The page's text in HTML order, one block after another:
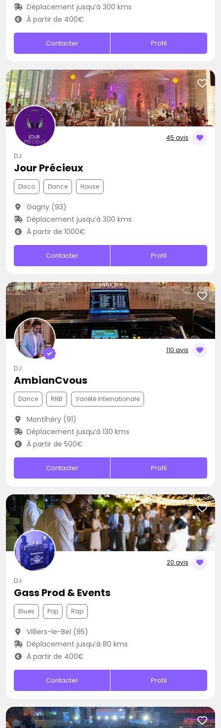
Déplacement jusqu’à 300 kms
À partir de 400€
Contacter Profil
45 avis
DJ
Jour Précieux
Disco Dance House
Gagny (93)
Déplacement jusqu’à 300 kms
À partir de 1000€
Contacter Profil
110 avis
DJ
AmbianCvous
Dance RNB Variété Internationale
Montlhéry (91)
Déplacement jusqu’à 130 kms
À partir de 500€
Contacter Profil
20 avis
DJ
Gass Prod & Events
Blues Pop Rap
Villiers-le-Bel (95)
Déplacement jusqu’à 80 kms
À partir de 400€
Contacter Profil